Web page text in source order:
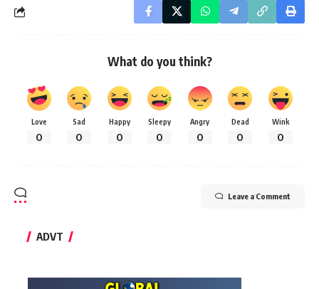
What do you think?
Love
0
Sad
0
Happy
0
Sleepy
0
Angry
0
Dead
0
Wink
0
Leave a Comment
ADVT